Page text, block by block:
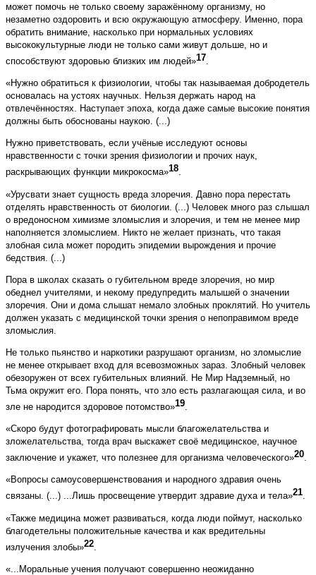
может помочь не только своему заражённому организму, но
незаметно оздоровить и всю окружающую атмосферу. Именно, пора
обратить внимание, насколько при нормальных условиях
высококультурные люди не только сами живут дольше, но и
способствуют здоровью близких им людей»17.
«Нужно обратиться к физиологии, чтобы так называемая добродетель
основалась на устоях научных. Нельзя держать народ на
отвлечённостях. Наступает эпоха, когда даже самые высокие понятия
должны быть обоснованы наукою. (...)
Нужно приветствовать, если учёные исследуют основы
нравственности с точки зрения физиологии и прочих наук,
раскрывающих функции микрокосма»18.
«Урусвати знает сущность вреда злоречия. Давно пора перестать
отделять нравственность от биологии. (...) Человек много раз слышал
о вредоносном химизме зломыслия и злоречия, и тем не менее мир
наполняется зломыслием. Никто не желает признать, что такая
злобная сила может породить эпидемии вырождения и прочие
бедствия. (...)
Пора в школах сказать о губительном вреде злоречия, но мир
обеднел учителями, и некому предупредить малышей о значении
злоречия. Они и дома слышат немало злобных проклятий. Но учитель
должен указать с медицинской точки зрения о непоправимом вреде
зломыслия.
Не только пьянство и наркотики разрушают организм, но зломыслие
не менее открывает вход для всевозможных зараз. Злобный человек
обезоружен от всех губительных влияний. Не Мир Надземный, но
Тьма окружит его. Пора понять, что зло есть разлагающая сила, и во
зле не народится здоровое потомство»19
«Скоро будут фотографировать мысли благожелательства и
зложелательства, тогда врач выскажет своё медицинское, научное
заключение и укажет, что полезнее для организма человеческого»20.
«Вопросы самоусовершенствования и народного здравия очень
связаны. (...) ...Лишь просвещение утвердит здравие духа и тела»21.
«Также медицина может развиваться, когда люди поймут, насколько
благодетельны положительные качества и как вредительны
излучения злобы»22
«...Моральные учения получают совершенно не­ожиданно